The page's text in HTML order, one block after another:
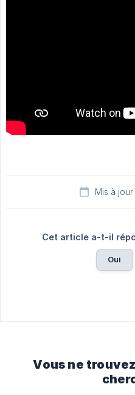
Mis à
Cet article a-t-il
Oui
Vous ne